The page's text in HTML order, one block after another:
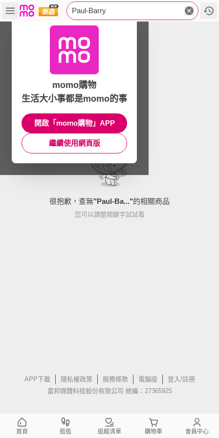
Paul-Barry
很抱歉，查無"Paul-Ba..."的相關商品
您可以調整關鍵字試試看
APP下載 隱私權政策 服務條款 電腦版
登入/註冊
富邦媒體科技股份有限公司 統編：27365925
momo購物
生活大小事都是momo的事
開啟「momo購物」APP
繼續使用網頁版
首頁 逛逛 追蹤清單 購物車 會員中心